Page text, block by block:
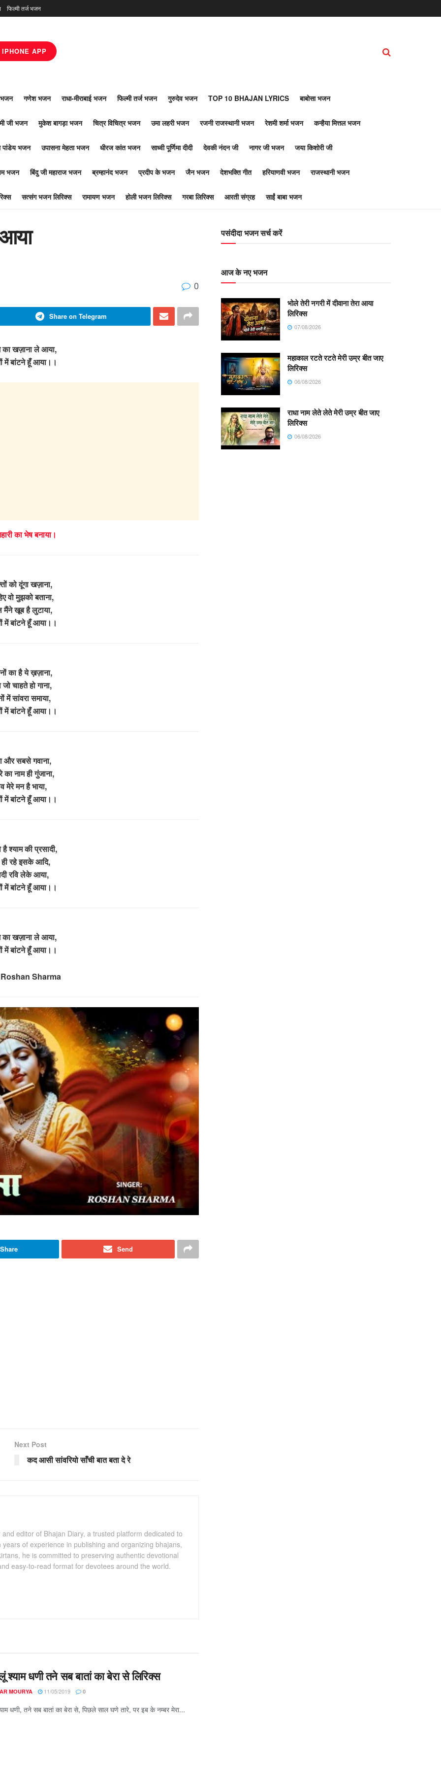
फिल्मी तर्ज भजन
IPHONE APP
भजन गणेश भजन राधा-मीराबाई भजन फिल्मी तर्ज भजन गुरुदेव भजन TOP 10 BHAJAN LYRICS बाबोसा भजन
जी भजन मुकेश बागड़ा भजन चित्र विचित्र भजन उमा लहरी भजन रजनी राजस्थानी भजन रेशमी शर्मा भजन कन्हैया मित्तल भजन
पांडेय भजन उपासना मेहता भजन धीरज कांत भजन साध्वी पूर्णिमा दीदी देवकी नंदन जी नागर जी भजन जया किशोरी जी
भजन बिंदु जी महाराज भजन ब्रम्हानंद भजन प्रदीप के भजन जैन भजन देशभक्ति गीत हरियाणवी भजन राजस्थानी भजन
सत्संग भजन लिरिक्स रामायण भजन होली भजन लिरिक्स गरबा लिरिक्स आरती संग्रह साईं बाबा भजन
0
Share on Telegram
का खज़ाना ले आया,
में बांटने हूँ आया।।
का भेष बनाया।
को दूंगा खज़ाना,
वो मुझको बताना,
मैंने खूब है लुटाया,
में बांटने हूँ आया।।
का है ये ख़ज़ाना,
चाहते हो गाना,
में सांवरा समाया,
में बांटने हूँ आया।।
और सबसे गवाना,
का नाम ही गुंजाना,
मेरे मन है भाया,
में बांटने हूँ आया।।
श्याम की प्रसादी,
रहे इसके आदि,
रवि लेके आया,
में बांटने हूँ आया।।
का खज़ाना ले आया,
में बांटने हूँ आया।।
Sharma
Share Send
Next Post
कद आसी सांवरियो साँची बात बता दे रे
editor of Bhajan Diary, a trusted platform dedicated to
of experience in publishing and organizing bhajans,
he is committed to preserving authentic devotional
easy-to-read format for devotees around the world.
श्याम धणी तने सब बातां का बेरा से लिरिक्स
MOURYA 11/05/2019 0
धणी, तने सब बातां का बेरा से, पिछले साल घणे तारे, पर इब के नम्बर मेरा...
पसंदीदा भजन सर्च करें
आज के नए भजन
भोले तेरी नगरी में दीवाना तेरा आया
लिरिक्स
07/08/2026
महाकाल रटते रटते मेरी उम्र बीत जाए
लिरिक्स
06/08/2026
राधा नाम लेते लेते मेरी उम्र बीत जाए
लिरिक्स
06/08/2026